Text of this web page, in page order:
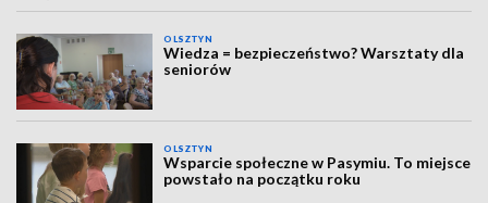
OLSZTYN
Wiedza = bezpieczeństwo? Warsztaty dla
seniorów
OLSZTYN
Wsparcie społeczne w Pasymiu. To miejsce
powstało na początku roku